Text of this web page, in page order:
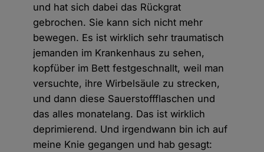
und hat sich dabei das Rückgrat
gebrochen. Sie kann sich nicht mehr
bewegen. Es ist wirklich sehr traumatisch
jemanden im Krankenhaus zu sehen,
kopfüber im Bett festgeschnallt, weil man
versuchte, ihre Wirbelsäule zu strecken,
und dann diese Sauerstoffflaschen und
das alles monatelang. Das ist wirklich
deprimierend. Und irgendwann bin ich auf
meine Knie gegangen und hab gesagt: